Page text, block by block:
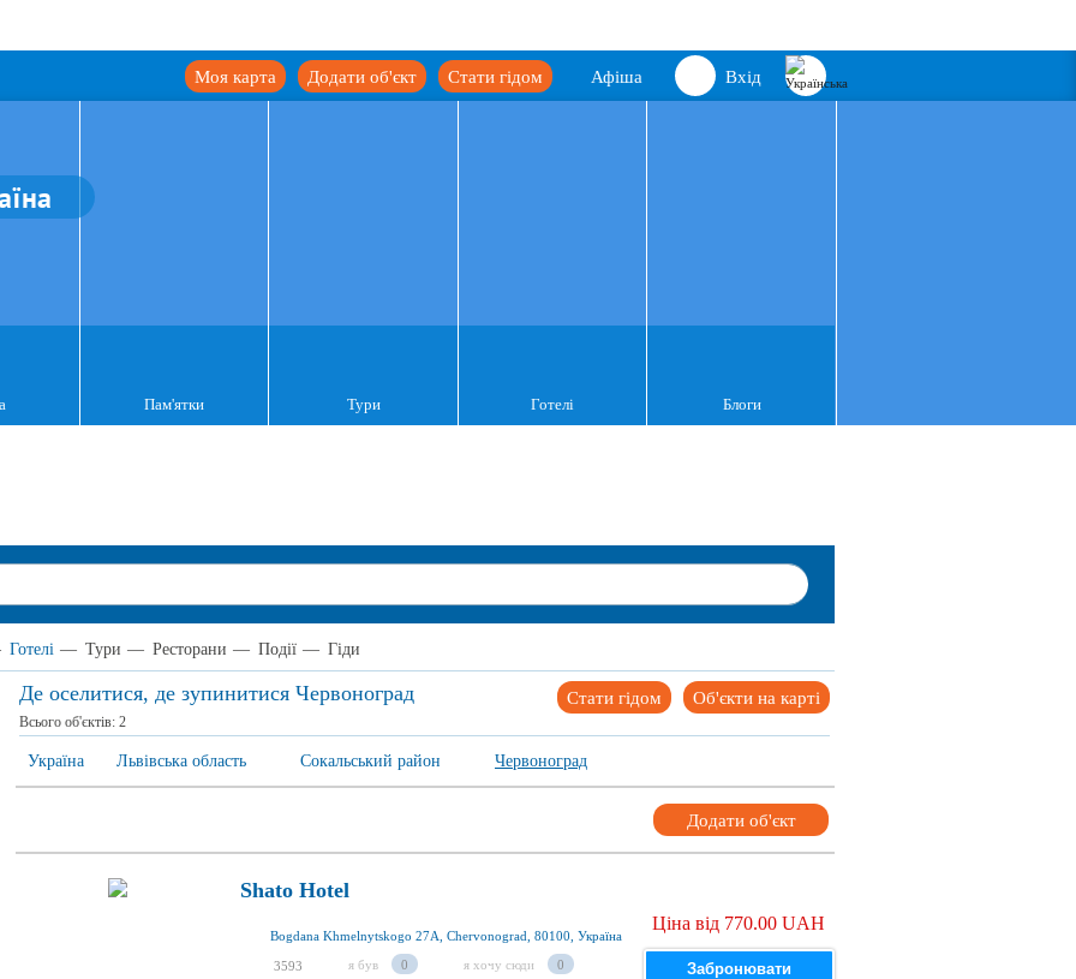
Вхід
Афіша
Стати гідом
Додати об'єкт
Моя карта
Пам'ятки Тури Готелі Блоги
Готелі — Тури — Ресторани — Події — Гіди
Де оселитися, де зупинитися Червоноград Об'єкти на карті
Стати гідом
Всього об'єктів: 2
Україна Львівська область Сокальський район Червоноград
Додати об'єкт
Shato Hotel
Bogdana Khmelnytskogo 27А, Chervonograd, 80100, Україна
3593 я був 0 я хочу сюди 0
Ціна від 770.00 UAH
Забронювати